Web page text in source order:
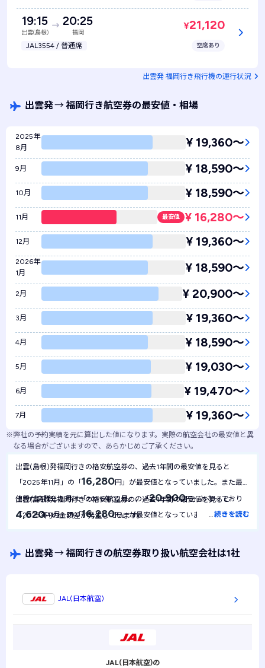
19:15
出雲(島根)
20:25
福岡
JAL3554 / 普通席
¥21,120
空席あり
出雲発 福岡行き飛行機の運行状況
出雲発→福岡行き航空券の最安値・相場
2025年
8月
¥ 19,360〜
9月 ¥ 18,590〜
10月 ¥ 18,590〜
11月 最安値 ¥ 16,280〜
12月 ¥ 19,360〜
2026年
1月
¥ 18,590〜
2月 ¥ 20,900〜
3月 ¥ 19,360〜
4月 ¥ 18,590〜
5月 ¥ 19,030〜
6月 ¥ 19,470〜
7月 ¥ 19,360〜
※弊社の予約実績を元に算出した値になります。実際の航空会社の最安値と異
なる場合がございますので、あらかじめご了承ください。
出雲(島根)発福岡行きの格安航空券の、過去1年間の最安値を見ると
「2025年11月」の「 16,280円」が最安値となっていました。また最も
値段が高騰した月は「2026年02月」の「20,900円」となっており
4,620円の金額差が発生しています。
出雲(島根)発福岡行きの格安航空券の、過去1年間の最安値を見ると
「2025年11月」の「16,280円」が最安値となっていました。1年間を
…続きを読む
出雲発→福岡行きの航空券取り扱い航空会社は1社
JAL(日本航空)
JAL(日本航空)の